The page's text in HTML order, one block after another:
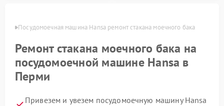
Посудомоечная машина Hansa ремонт стакана моечного бака
Ремонт стакана моечного бака на
посудомоечной машине Hansa в
Перми
Привезем и увезем посудомоечную машину Hansa